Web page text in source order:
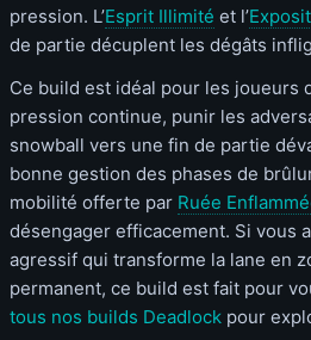
pression. L’Esprit Illimité et l’
de partie décuplent les dégâts
Ce build est idéal pour les joueurs
pression continue, punir les
snowball vers une fin de partie
bonne gestion des phases de
mobilité offerte par Ruée
désengager efficacement. Si vous
agressif qui transforme la lane en
permanent, ce build est fait pour
tous nos builds Deadlock pour